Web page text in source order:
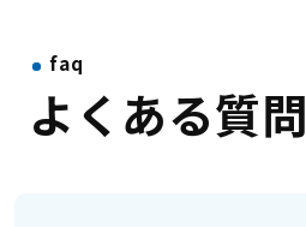
faq
よくある質問